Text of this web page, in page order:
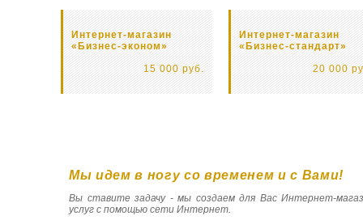
Интернет-магазин
«Бизнес-эконом»
15 000 руб.
Интернет-магазин
«Бизнес-стандарт»
20 000
Мы идем в ногу со временем и с Вами!
Вы ставите задачу - мы создаем для Вас Интернет-
услуг с помощью сети Интернет.